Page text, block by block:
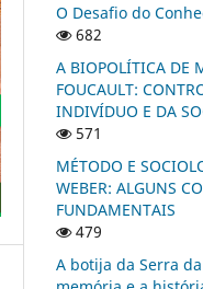
O Desafio do
682
A BIOPOLÍTICA DE
FOUCAULT:
INDIVÍDUO E DA
571
MÉTODO E
WEBER: ALGUNS
FUNDAMENTAIS
479
A botija da Serra